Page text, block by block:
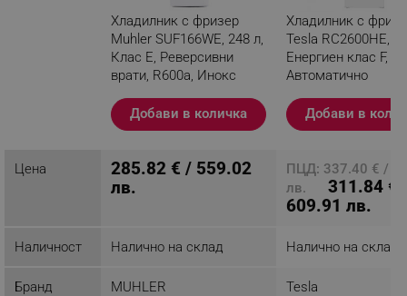
Хладилник с фризер
Muhler SUF166WE, 248 л,
Клас Е, Реверсивни
врати, R600a, Инокс
Разглеждате този
продукт
Добави в количка
Хладилник с
Tesla RC2600HE,
Енергиен клас F,
Автоматично
осветление, 263
Бял
Добави в
Цена
285.82 € / 559.02
лв.
ПЦД: 337.40 € /
лв.
311.84 €
609.91 лв.
Наличност Налично на склад Налично на склад
Бранд MUHLER Tesla